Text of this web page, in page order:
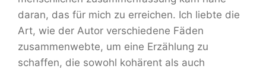
daran, das für mich zu erreichen. Ich liebte die
Art, wie der Autor verschiedene Fäden
zusammenwebte, um eine Erzählung zu
schaffen, die sowohl kohärent als auch